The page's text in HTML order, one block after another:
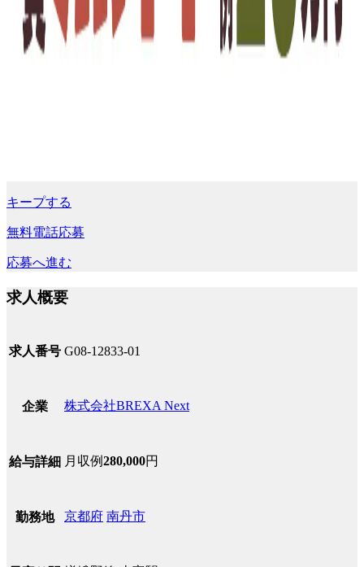
キープする
無料電話応募
応募へ進む
求人概要
求人番号 G08-12833-01
企業 株式会社BREXA Next
給与詳細 月収例280,000円
勤務地 京都府 南丹市